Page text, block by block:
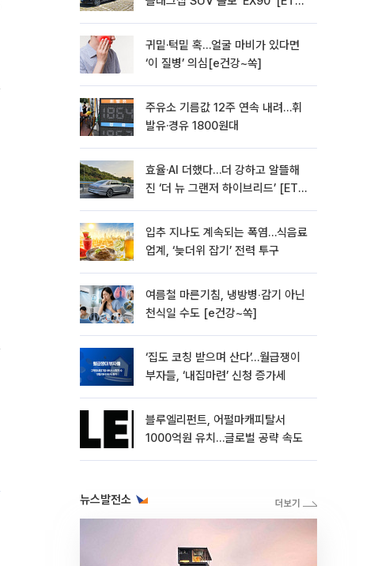
귀밑·턱밑 혹…얼굴 마비가 있다면
‘이 질병’ 의심[e건강~쏙]
주유소 기름값 12주 연속 내려…휘
발유·경유 1800원대
효율·AI 더했다…더 강하고 알뜰해
진 ‘더 뉴 그랜저 하이브리드’ [ET의
입추 지나도 계속되는 폭염…식음료
업계, ‘늦더위 잡기’ 전력 투구
여름철 마른기침, 냉방병‧감기 아닌
천식일 수도 [e건강~쏙]
‘집도 코칭 받으며 산다’…월급쟁이
부자들, ‘내집마련’ 신청 증가세
블루엘리펀트, 어펄마캐피탈서
1000억원 유치…글로벌 공략 속도
뉴스발전소